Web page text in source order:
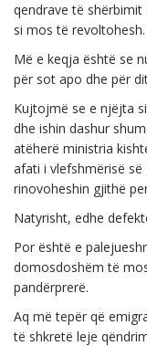
qendrave të
si mos të revoltohesh.
Më e keqja është se
për sot apo dhe për
Kujtojmë se e njëjta
dhe ishin dashur
atëherë ministria
afati i vlefshmërisë
rinovoheshin gjithë
Natyrisht, edhe
Por është e
domosdoshëm të
pandërprerë.
Aq më tepër që
të shkretë leje